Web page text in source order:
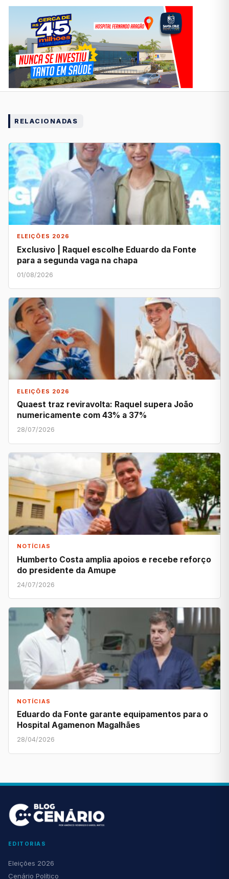
RELACIONADAS
ELEIÇÕES 2026
Exclusivo | Raquel escolhe Eduardo da Fonte
para a segunda vaga na chapa
01/08/2026
ELEIÇÕES 2026
Quaest traz reviravolta: Raquel supera João
numericamente com 43% a 37%
28/07/2026
NOTÍCIAS
Humberto Costa amplia apoios e recebe reforço
do presidente da Amupe
24/07/2026
NOTÍCIAS
Eduardo da Fonte garante equipamentos para o
Hospital Agamenon Magalhães
28/04/2026
EDITORIAS
Eleições 2026
Cenário Político